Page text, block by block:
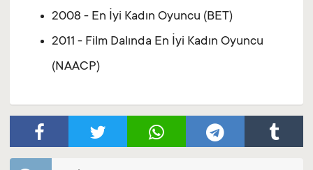
2008 - En İyi Kadın Oyuncu (BET)
2011 - Film Dalında En İyi Kadın Oyuncu
(NAACP)